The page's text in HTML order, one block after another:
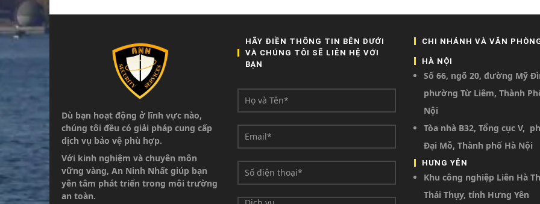
Dù bạn hoạt động ở lĩnh vực nào,
chúng tôi đều có giải pháp cung cấp
dịch vụ bảo vệ phù hợp.
Với kinh nghiệm và chuyên môn
vững vàng, An Ninh Nhất giúp bạn
yên tâm phát triển trong môi trường
an toàn.
HÃY ĐIỀN THÔNG TIN BÊN DƯỚI
VÀ CHÚNG TÔI SẼ LIÊN HỆ VỚI
BẠN
CHI NHÁNH VÀ VĂN
HÀ NỘI
Số 66, ngõ 20, đường Mỹ
phường Từ Liêm, Thành
Nội
Tòa nhà B32, Tổng cục V,
Đại Mỗ, Thành phố Hà Nội
HƯNG YÊN
Khu công nghiệp Liên Hà
Thái Thụy, tỉnh Hưng Yên